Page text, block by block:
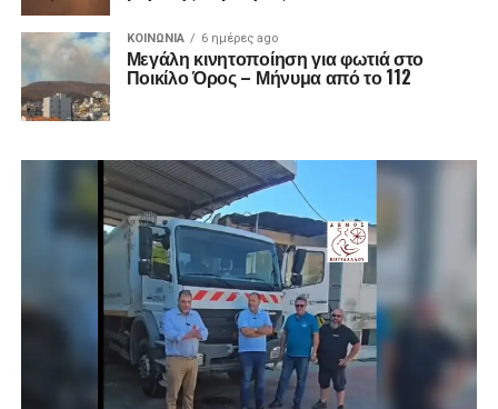
ΚΟΙΝΩΝΊΑ 6 ημέρες ago
Μεγάλη κινητοποίηση για φωτιά στο
Ποικίλο Όρος – Μήνυμα από το 112